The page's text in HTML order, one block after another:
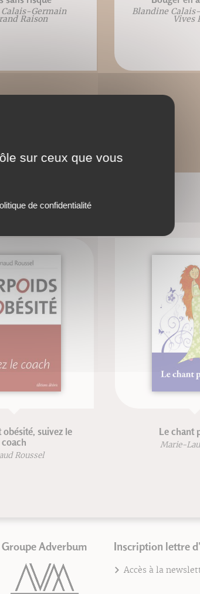
Germain
Raison
Blandine
Vives
?
obésité, suivez le
coach
Roussel
Le chant
Marie-
Groupe Adverbum Inscription lettre
Accès à la
sur ceux que vous
de confidentialité